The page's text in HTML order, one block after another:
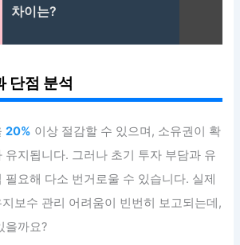
차이는?
단점 분석
20% 이상 절감할 수 있으며, 소유권이 확
유지됩니다. 그러나 초기 투자 부담과 유
요해 다소 번거로울 수 있습니다. 실제
보수 관리 어려움이 빈번히 보고되는데,
을까요?